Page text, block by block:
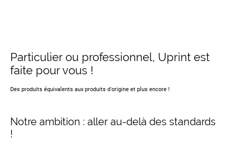
Particulier ou professionnel, Uprint est
faite pour vous !
Des produits équivalents aux produits d'origine et plus encore !
Notre ambition : aller au-delà des standards
!